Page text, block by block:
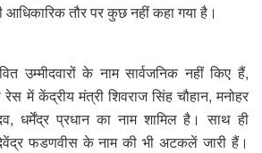
तौर पर कुछ नहीं कहा गया है।
उम्मीदवारों के नाम सार्वजनिक नहीं किए हैं,
में केंद्रीय मंत्री शिवराज सिंह चौहान, मनोहर
धर्मेंद्र प्रधान का नाम शामिल है। साथ ही
फडणवीस के नाम की भी अटकलें जारी हैं।